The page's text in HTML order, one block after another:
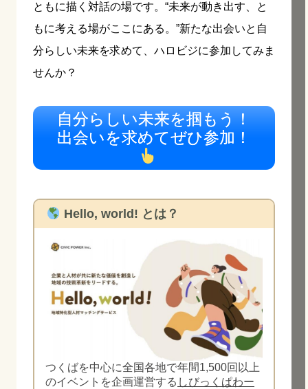
ともに描く対話の場です。“未来が動き出す、と
もに考える場がここにある。”新たな出会いと自
分らしい未来を求めて、ハロビジに参加してみま
せんか？
自分らしい未来を掴もう！
出会いを求めてぜひ参加！
Hello, world! とは？
つくばを中心に全国各地で年間1,500回以上
のイベントを企画運営する しびっくぱわー